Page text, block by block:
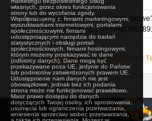
własnych, przez okres funkcjonowania
strony lub do wycofania zgody.
Współpracujemy z: firmami marketingowymi,
wyszukiwarkami internetowymi, portalami
społecznościowymi, firmami
udostępniającymi narzędzia do badań
statystycznych i obsługi portali
społecznościowych, firmami hostingowymi,
którym możemy przekazywać te dane
(odbiorcy danych). Dane mogą być
przekazywane poza UE, jedynie do Państw
lub podmiotów zatwierdzonych prawem UE.
Udostępnienie nam danych nie jest
obowiązkowe, jednak bez ich podania
strona może nie funkcjonować prawidłowo.
Masz prawo dostępu do danych
dotyczących Twojej osoby, ich sprostowania,
usunięcia lub ograniczenia przetwarzania,
wniesienia sprzeciwu wobec przetwarzania,
Forum Auta
auta
Citroen C1
Zasilane przezForum Kunena